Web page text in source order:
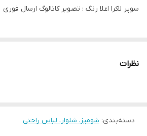
سوپر لاکرا اعلا رنگ : تصویر کاتالوگ ارسال فوری
نظرات
دسته‌بندی: شومیز، شلوار، لباس راحتی